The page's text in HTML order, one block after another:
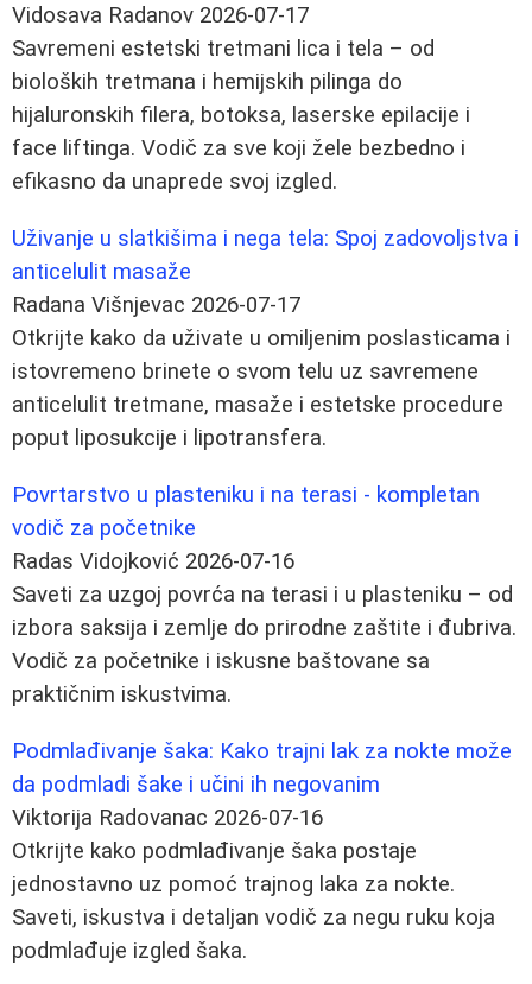
Vidosava Radanov 2026-07-17
Savremeni estetski tretmani lica i tela – od
bioloških tretmana i hemijskih pilinga do
hijaluronskih filera, botoksa, laserske epilacije i
face liftinga. Vodič za sve koji žele bezbedno i
efikasno da unaprede svoj izgled.
Uživanje u slatkišima i nega tela: Spoj zadovoljstva i
anticelulit masaže
Radana Višnjevac 2026-07-17
Otkrijte kako da uživate u omiljenim poslasticama i
istovremeno brinete o svom telu uz savremene
anticelulit tretmane, masaže i estetske procedure
poput liposukcije i lipotransfera.
Povrtarstvo u plasteniku i na terasi - kompletan
vodič za početnike
Radas Vidojković 2026-07-16
Saveti za uzgoj povrća na terasi i u plasteniku – od
izbora saksija i zemlje do prirodne zaštite i đubriva.
Vodič za početnike i iskusne baštovane sa
praktičnim iskustvima.
Podmlađivanje šaka: Kako trajni lak za nokte može
da podmladi šake i učini ih negovanim
Viktorija Radovanac 2026-07-16
Otkrijte kako podmlađivanje šaka postaje
jednostavno uz pomoć trajnog laka za nokte.
Saveti, iskustva i detaljan vodič za negu ruku koja
podmlađuje izgled šaka.